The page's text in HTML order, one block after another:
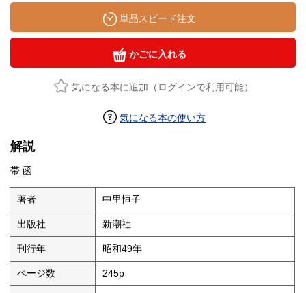
単品スピード注文
かごに入れる
気になる本に追加（ログインで利用可能）
気になる本の使い方
解説
帯 函
著者 中里恒子
出版社 新潮社
刊行年 昭和49年
ページ数 245p